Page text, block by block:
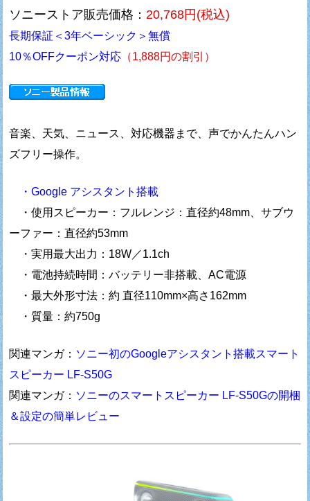
ソニーストア販売価格： 20,768円(税込)
長期保証＜3年ベーシック＞無償
10％OFFクーポン対応 （1,888円の割引）
音楽、天気、ニュース、対応機器まで、声でかんたんハン
ズフリー操作。
・Google アシスタント搭載
・使用スピーカー：フルレンジ：直径約48mm、サブウ
ーファー：直径約53mm
・実用最大出力：18W／1.1ch
・電池持続時間：バッテリー非搭載、AC電源
・最大外形寸法：約 直径110mm×高さ162mm
・質量：約750g
関連マンガ： ソニー初のGoogleアシスタント搭載スマート
スピーカー LF-S50G
関連マンガ： ソニーのスマートスピーカー LF-S50Gの開梱
＆設定の簡単レビュー